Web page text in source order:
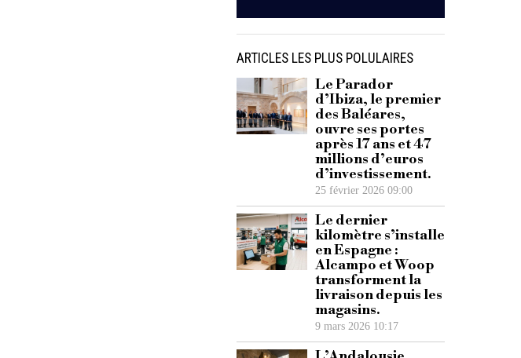
ARTICLES LES PLUS POLULAIRES
Le Parador
d’Ibiza, le premier
des Baléares,
ouvre ses portes
après 17 ans et 47
millions d’euros
d’investissement.
25 février 2026 09:00
Le dernier
kilomètre s’installe
en Espagne :
Alcampo et Woop
transforment la
livraison depuis les
magasins.
9 mars 2026 10:17